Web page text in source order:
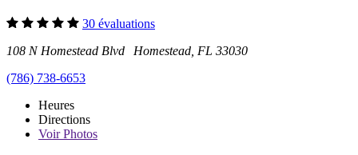
30 évaluations
108 N Homestead Blvd Homestead, FL 33030
(786) 738-6653
Heures
Directions
VoirPhotos